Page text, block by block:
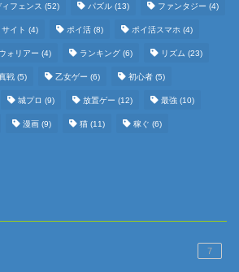
フェンス (52) パズル (13) ファンタジー (4)
イト (4) ポイ活 (8) ポイ活スマホ (4)
ォリアー (4) ランキング (6) リズム (23)
戦 (5) 乙女ゲー (6) 初心者 (5)
城プロ (9) 放置ゲー (12) 最強 (10)
漫画 (9) 猫 (11) 稼ぐ (6)
7